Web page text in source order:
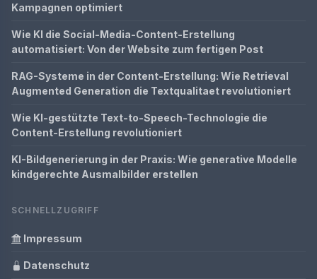
Kampagnen optimiert
Wie KI die Social-Media-Content-Erstellung
automatisiert: Von der Website zum fertigen Post
RAG-Systeme in der Content-Erstellung: Wie Retrieval
Augmented Generation die Textqualitaet revolutioniert
Wie KI-gestützte Text-to-Speech-Technologie die
Content-Erstellung revolutioniert
KI-Bildgenerierung in der Praxis: Wie generative Modelle
kindgerechte Ausmalbilder erstellen
SCHNELLZUGRIFF
Impressum
Datenschutz